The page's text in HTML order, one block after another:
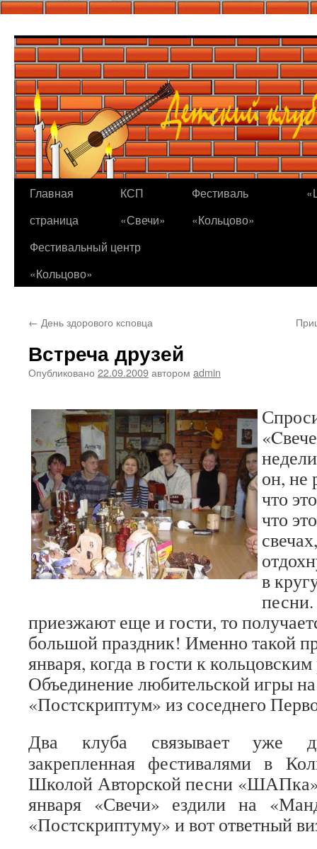
содержимому
Главная
страница
КСП
«Свечи»
Фестиваль
«Кольцово»
Фестивальный центр
«Кольцово»
← День здорового ксповца
Встреча друзей
Опубликовано 22.09.2009автором admin
он, не
что
что
в
приезжают еще и гости, то
большой праздник! Именно такой
января, когда в гости к
Объединение любительской игры на
«Постскриптум» из соседнего
Два клуба связывает уже
закрепленная фестивалями в
Школой Авторской песни
января «Свечи» ездили на
«Постскриптуму» и вот ответный